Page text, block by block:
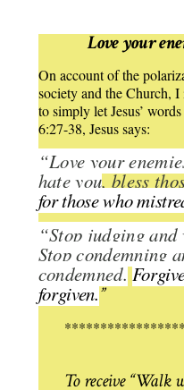
Love your
On account of the
society and the Church,
to simply let Jesus’
6:27-38, Jesus says:
“Love your
hate you, bless
for those who
“Stop judging
Stop condemning
condemned.
forgiven.”
To receive “Walk